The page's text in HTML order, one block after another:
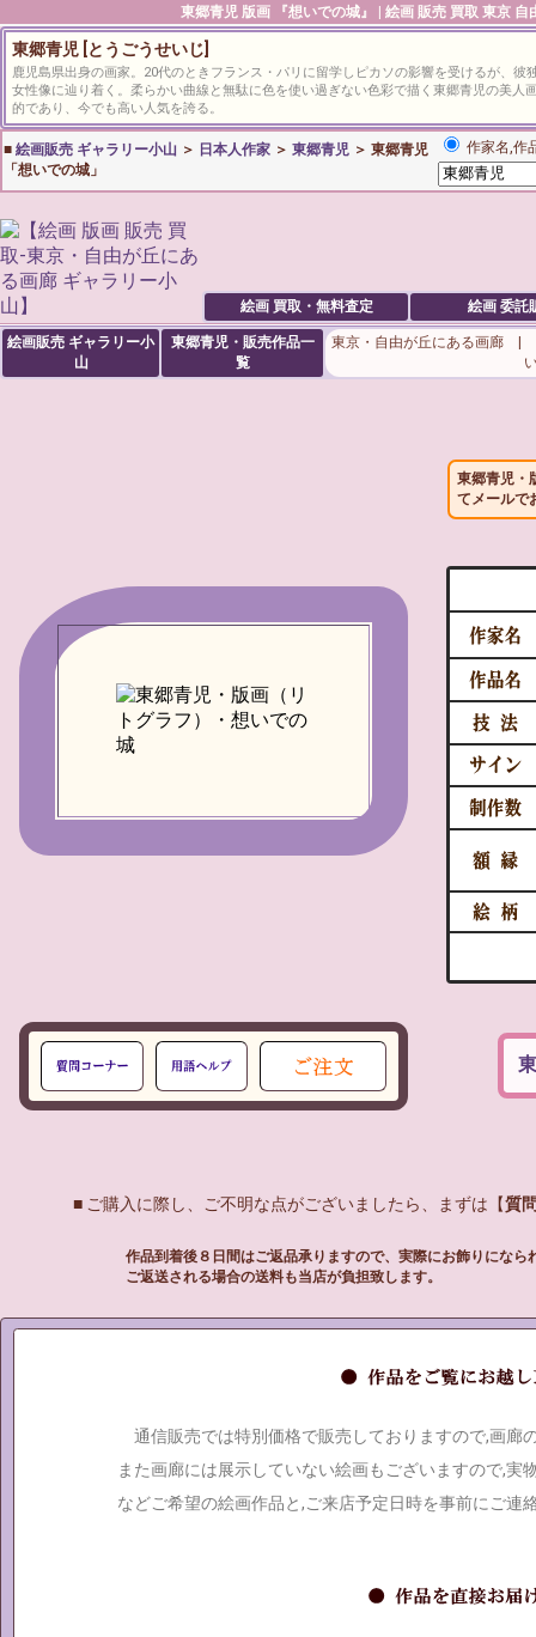
東郷青児 版画 『想いでの城』 | 絵画 販売 買取 東京 自
東郷青児 [とうごうせいじ]
鹿児島県出身の画家。20代のときフランス・パリに留学しピカソの影響を受けるが、彼
女性像に辿り着く。柔らかい曲線と無駄に色を使い過ぎない色彩で描く東郷青児の美人
的であり、今でも高い人気を誇る。
■ 絵画販売 ギャラリー小山 ＞ 日本人作家 ＞ 東郷青児 ＞ 東郷青児
「想いでの城」
作家名,作
絵画 買取・無料査定 絵画 委託
絵画販売 ギャラリー小
山
東郷青児・販売作品一
覧
東京・自由が丘にある画廊 |
東郷青児・
てメールで
■ ご購入に際し、ご不明な点がございましたら、まずは【質
作品到着後８日間はご返品承りますので、実際にお飾りになら
ご返送される場合の送料も当店が負担致します。
通信販売では特別価格で販売しておりますので,画廊
また画廊には展示していない絵画もございますので,
などご希望の絵画作品と,ご来店予定日時を事前にご連